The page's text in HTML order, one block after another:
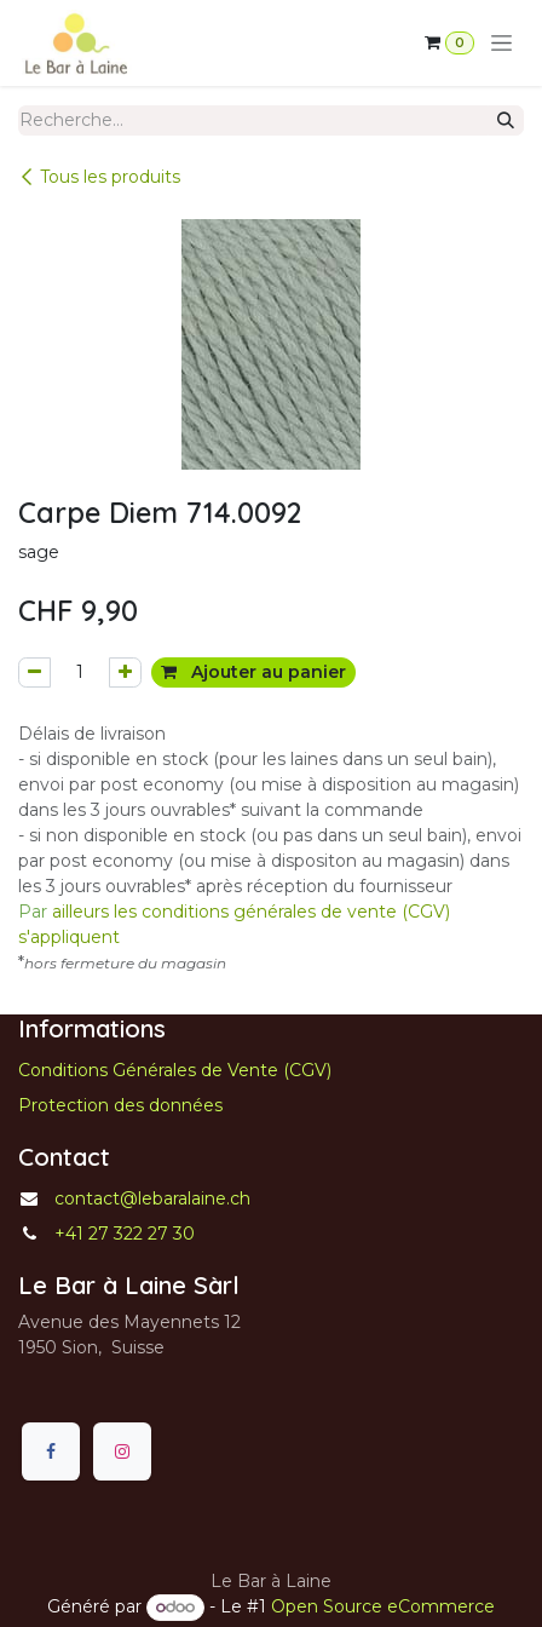
Se rendre au contenu
0
Tous les produits
Carpe Diem 714.0092
sage
CHF 9,90
Ajouter au panier
Délais de livraison
- si disponible en stock (pour les laines dans un seul bain),
envoi par post economy (ou mise à disposition au magasin)
dans les 3 jours ouvrables* suivant la commande
- si non disponible en stock (ou pas dans un seul bain), envoi
par post economy (ou mise à dispositon au magasin) dans
les 3 jours ouvrables* après réception du fournisseur
Par ailleurs les conditions générales de vente (CGV)
s'appliquent
*hors fermeture du magasin
Informations
Conditions Générales de Vente (CGV)
Protection des données
Contact
contact@lebaralaine.ch
+41 27 322 27 30
Le Bar à Laine Sàrl
Avenue des Mayennets 12
1950 Sion, Suisse
Le Bar à Laine
Généré par
- Le #1 Open Source eCommerce